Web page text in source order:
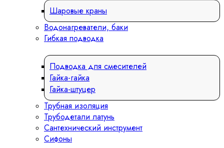
Шаровые краны
Водонагреватели, баки
Гибкая подводка
Подводка для смесителей
Гайка-гайка
Гайка-штуцер
Трубная изоляция
Трубодетали латунь
Сантехнический инструмент
Сифоны